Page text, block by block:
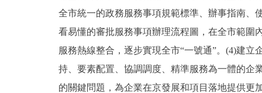
全市統一的政務服務事項規範標準、辦事指南、
看易懂的審批服務事項辦理流程圖，在全市範圍
服務熱線整合，逐步實現全市“一號通”。(4)建
持、要素配置、協調調度、精準服務為一體的企
的關鍵問題，為企業在京發展和項目落地提供更